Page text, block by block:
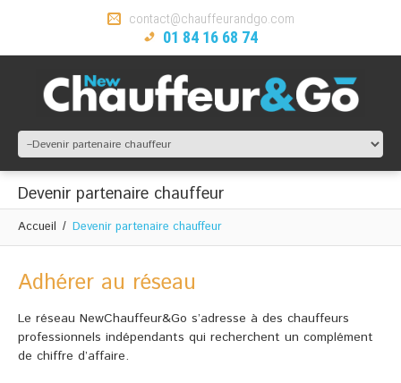
contact@chauffeurandgo.com
01 84 16 68 74
Devenir partenaire chauffeur
Accueil Devenir partenaire chauffeur
Adhérer au réseau
Le réseau NewChauffeur&Go s’adresse à des chauffeurs
professionnels indépendants qui recherchent un complément
de chiffre d’affaire.